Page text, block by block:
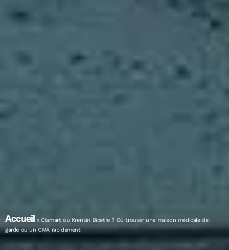
Accueil »Clamart ou Kremlin Bicetre ? Où trouver une maison médicale de
garde ou un CMA rapidement